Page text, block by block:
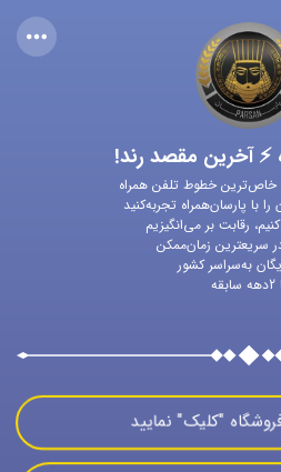
⚡ آخرین مقصد رند!
خاص‌ترین خطوط تلفن همراه
با پارسان‌همراه تجربه‌کنید
رقابت بر می‌انگیزیم
سریعترین زمان‌ممکن
به‌سراسر کشور